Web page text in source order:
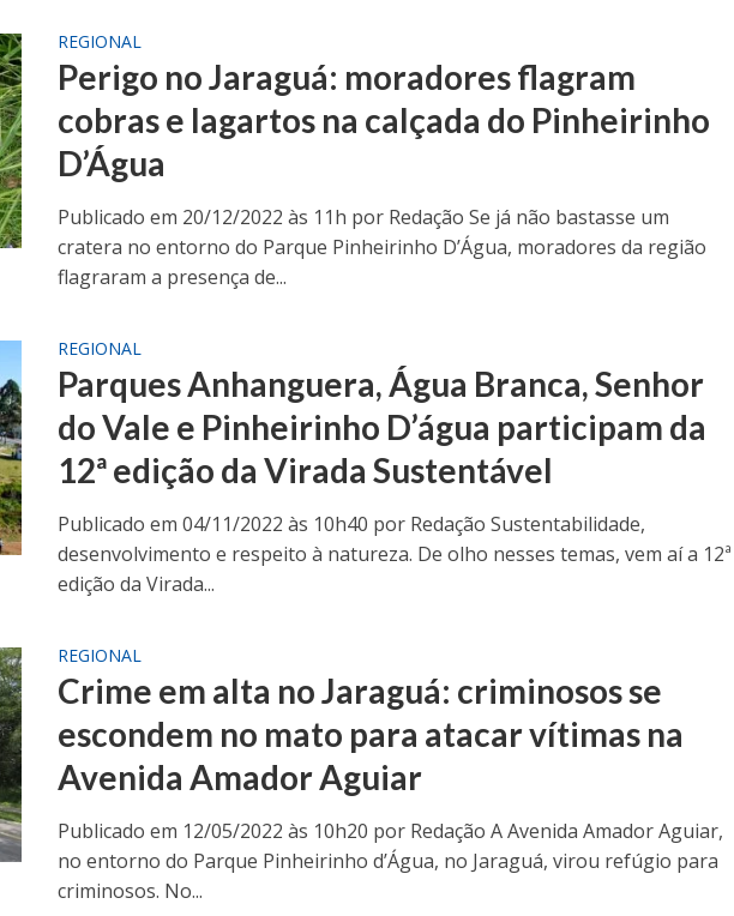
REGIONAL
Perigo no Jaraguá: moradores flagram
cobras e lagartos na calçada do Pinheirinho
D’Água
Publicado em 20/12/2022 às 11h por Redação Se já não bastasse um
cratera no entorno do Parque Pinheirinho D’Água, moradores da região
flagraram a presença de...
REGIONAL
Parques Anhanguera, Água Branca, Senhor
do Vale e Pinheirinho D’água participam da
12ª edição da Virada Sustentável
Publicado em 04/11/2022 às 10h40 por Redação Sustentabilidade,
desenvolvimento e respeito à natureza. De olho nesses temas, vem aí a 12ª
edição da Virada...
REGIONAL
Crime em alta no Jaraguá: criminosos se
escondem no mato para atacar vítimas na
Avenida Amador Aguiar
Publicado em 12/05/2022 às 10h20 por Redação A Avenida Amador Aguiar,
no entorno do Parque Pinheirinho d’Água, no Jaraguá, virou refúgio para
criminosos. No...